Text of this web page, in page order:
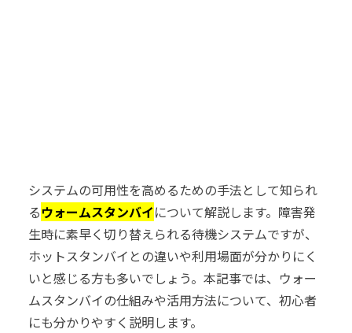
システムの可用性を高めるための手法として知られ
るウォームスタンバイについて解説します。障害発
生時に素早く切り替えられる待機システムですが、
ホットスタンバイとの違いや利用場面が分かりにく
いと感じる方も多いでしょう。本記事では、ウォー
ムスタンバイの仕組みや活用方法について、初心者
にも分かりやすく説明します。